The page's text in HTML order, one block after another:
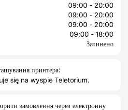
09:00 - 20:00
09:00 - 20:00
09:00 - 20:00
09:00 - 18:00
Зачинено
принтера:
się na wyspie Teletorium.
замовлення через електронну